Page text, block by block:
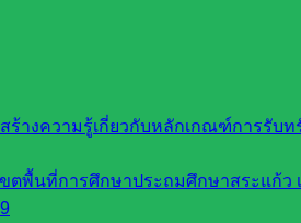
างความรู้เกี่ยวกับหลักเกณฑ์การรับ
ตพื้นที่การศึกษาประถมศึกษาสระแก้ว